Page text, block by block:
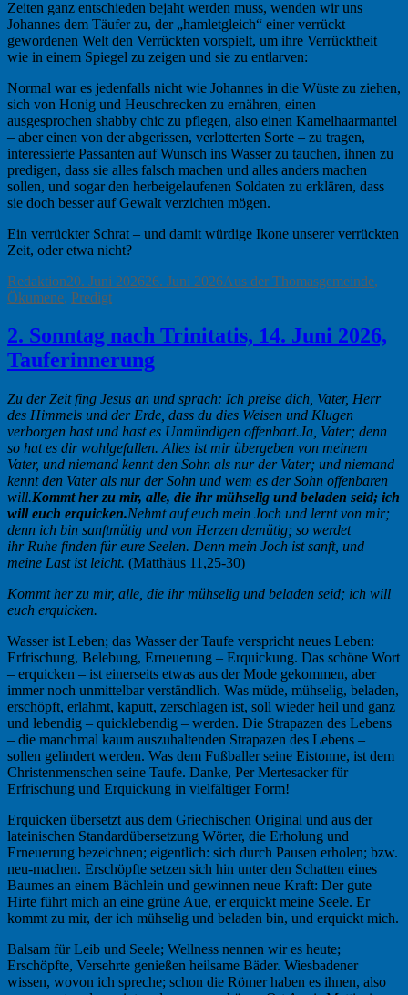
Zeiten ganz entschieden bejaht werden muss, wenden wir uns
Johannes dem Täufer zu, der „hamletgleich“ einer verrückt
gewordenen Welt den Verrückten vorspielt, um ihre Verrücktheit
wie in einem Spiegel zu zeigen und sie zu entlarven:
Normal war es jedenfalls nicht wie Johannes in die Wüste zu ziehen,
sich von Honig und Heuschrecken zu ernähren, einen
ausgesprochen shabby chic zu pflegen, also einen Kamelhaarmantel
– aber einen von der abgerissen, verlotterten Sorte – zu tragen,
interessierte Passanten auf Wunsch ins Wasser zu tauchen, ihnen zu
predigen, dass sie alles falsch machen und alles anders machen
sollen, und sogar den herbeigelaufenen Soldaten zu erklären, dass
sie doch besser auf Gewalt verzichten mögen.
Ein verrückter Schrat – und damit würdige Ikone unserer verrückten
Zeit, oder etwa nicht?
Autor
RedaktionVeröffentlicht
am
20. Juni 202626. Juni 2026Kategorien
Aus der Thomasgemeinde,
Ökumene, Predigt
2. Sonntag nach Trinitatis, 14. Juni 2026,
Tauferinnerung
Zu der Zeit fing Jesus an und sprach: Ich preise dich, Vater, Herr
des Himmels und der Erde, dass du dies Weisen und Klugen
verborgen hast und hast es Unmündigen offenbart.Ja, Vater; denn
so hat es dir wohlgefallen. Alles ist mir übergeben von meinem
Vater, und niemand kennt den Sohn als nur der Vater; und niemand
kennt den Vater als nur der Sohn und wem es der Sohn offenbaren
will.Kommt her zu mir, alle, die ihr mühselig und beladen seid; ich
will euch erquicken.Nehmt auf euch mein Joch und lernt von mir;
denn ich bin sanftmütig und von Herzen demütig; so werdet
ihr Ruhe finden für eure Seelen. Denn mein Joch ist sanft, und
meine Last ist leicht. (Matthäus 11,25-30)
Kommt her zu mir, alle, die ihr mühselig und beladen seid; ich will
euch erquicken.
Wasser ist Leben; das Wasser der Taufe verspricht neues Leben:
Erfrischung, Belebung, Erneuerung – Erquickung. Das schöne Wort
– erquicken – ist einerseits etwas aus der Mode gekommen, aber
immer noch unmittelbar verständlich. Was müde, mühselig, beladen,
erschöpft, erlahmt, kaputt, zerschlagen ist, soll wieder heil und ganz
und lebendig – quicklebendig – werden. Die Strapazen des Lebens
– die manchmal kaum auszuhaltenden Strapazen des Lebens –
sollen gelindert werden. Was dem Fußballer seine Eistonne, ist dem
Christenmenschen seine Taufe. Danke, Per Mertesacker für
Erfrischung und Erquickung in vielfältiger Form!
Erquicken übersetzt aus dem Griechischen Original und aus der
lateinischen Standardübersetzung Wörter, die Erholung und
Erneuerung bezeichnen; eigentlich: sich durch Pausen erholen; bzw.
neu-machen. Erschöpfte setzen sich hin unter den Schatten eines
Baumes an einem Bächlein und gewinnen neue Kraft: Der gute
Hirte führt mich an eine grüne Aue, er erquickt meine Seele. Er
kommt zu mir, der ich mühselig und beladen bin, und erquickt mich.
Balsam für Leib und Seele; Wellness nennen wir es heute;
Erschöpfte, Versehrte genießen heilsame Bäder. Wiesbadener
wissen, wovon ich spreche; schon die Römer haben es ihnen, also